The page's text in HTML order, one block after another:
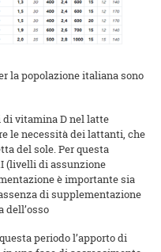
la popolazione italiana sono
vitamina D nel latte
le necessità dei lattanti, che
del sole. Per questa
(livelli di assunzione
è importante sia
di supplementazione
dell’osso
periodo l’apporto di